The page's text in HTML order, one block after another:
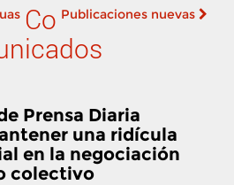
de
Publicaciones nuevas
Co
Prensa Diaria
una ridícula
en la negociación
colectivo